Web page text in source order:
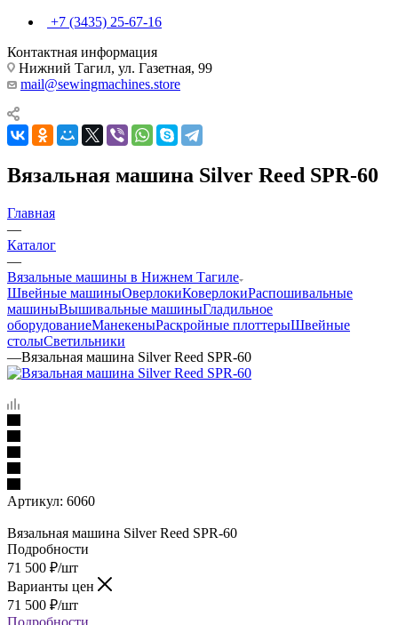
+7 (3435) 25-67-16
Контактная информация
Нижний Тагил, ул. Газетная, 99
mail@sewingmachines.store
Вязальная машина Silver Reed SPR-60
Главная
—
Каталог
—
Вязальные машины в Нижнем Тагиле
Швейные машиныОверлокиКоверлокиРаспошивальные
машиныВышивальные машиныГладильное
оборудованиеМанекеныРаскройные плоттерыШвейные
столыСветильники
—Вязальная машина Silver Reed SPR-60
Артикул: 6060
Вязальная машина Silver Reed SPR-60
Подробности
71 500 ₽/шт
Варианты цен
71 500 ₽/шт
Подробности